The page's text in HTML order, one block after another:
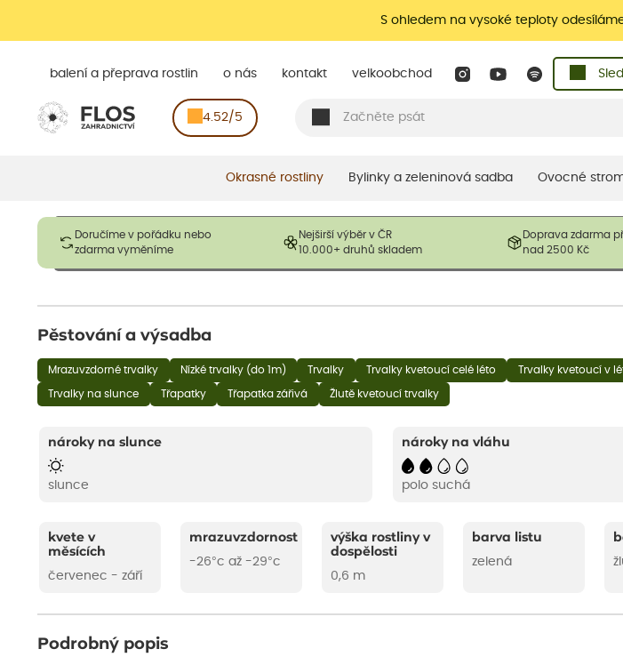
S ohledem na vysoké teploty
balení a přeprava rostlin o nás kontakt velkoobchod
4.52/5
Okrasné rostliny Bylinky a zeleninová sadba Ovocné
Doručíme v pořádku nebo
zdarma vyměníme
Nejširší výběr v ČR
10.000+ druhů skladem
Doprava zdarma
nad 2500 Kč
Obrázky slouží pouze pro ilustrační účely a mají reprezentovat prodávané produkty. V závislosti na
opadavé rostliny dodávány v dormantním stavu a bez listů. Rostliny mohou být také sestřiženy níže, než
Pěstování a výsadba
Mrazuvzdorné trvalky Nízké trvalky (do 1m) Trvalky Trvalky kvetoucí celé léto Trvalky kvetoucí v
Trvalky na slunce Třapatky Třapatka zářivá Žlutě kvetoucí trvalky
nároky na slunce
slunce
nároky na vláhu
polo suchá
kvete v
měsících
červenec - září
mrazuvzdornost
-26°c až -29°c
výška rostliny v
dospělosti
0,6 m
barva listu
zelená
Podrobný popis